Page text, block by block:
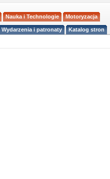
Nauka i Technologie Motoryzacja
Wydarzenia i patronaty Katalog stron